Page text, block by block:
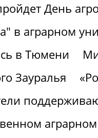
День
в аграрном
в Тюмени
Зауралья